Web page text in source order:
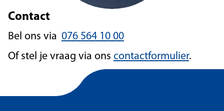
Contact
Bel ons via 076 564 10 00
Of stel je vraag via ons contactformulier.